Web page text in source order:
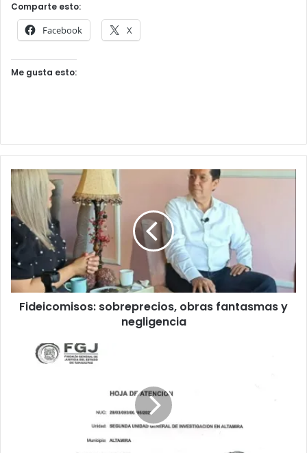
Comparte esto:
Facebook X
Me gusta esto:
Fideicomisos: sobreprecios, obras fantasmas y
negligencia